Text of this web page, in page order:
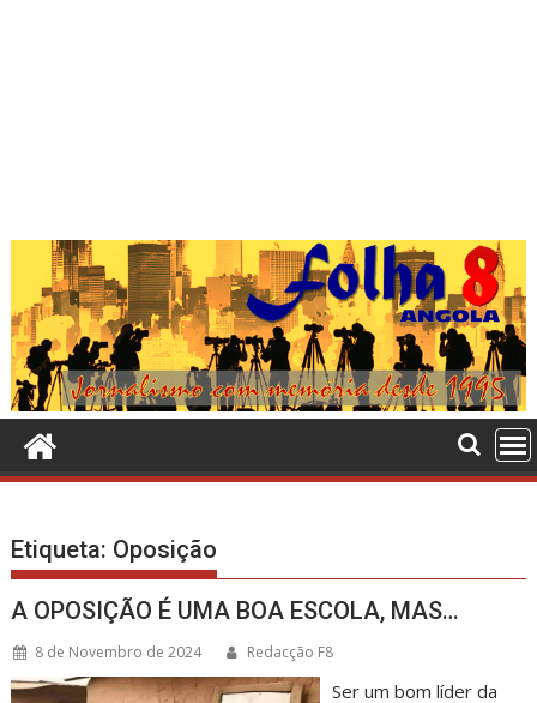
Etiqueta: Oposição
A OPOSIÇÃO É UMA BOA ESCOLA, MAS…
8 de Novembro de 2024 Redacção F8
Ser um bom líder da